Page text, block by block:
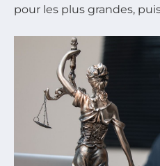
pour les plus grandes,